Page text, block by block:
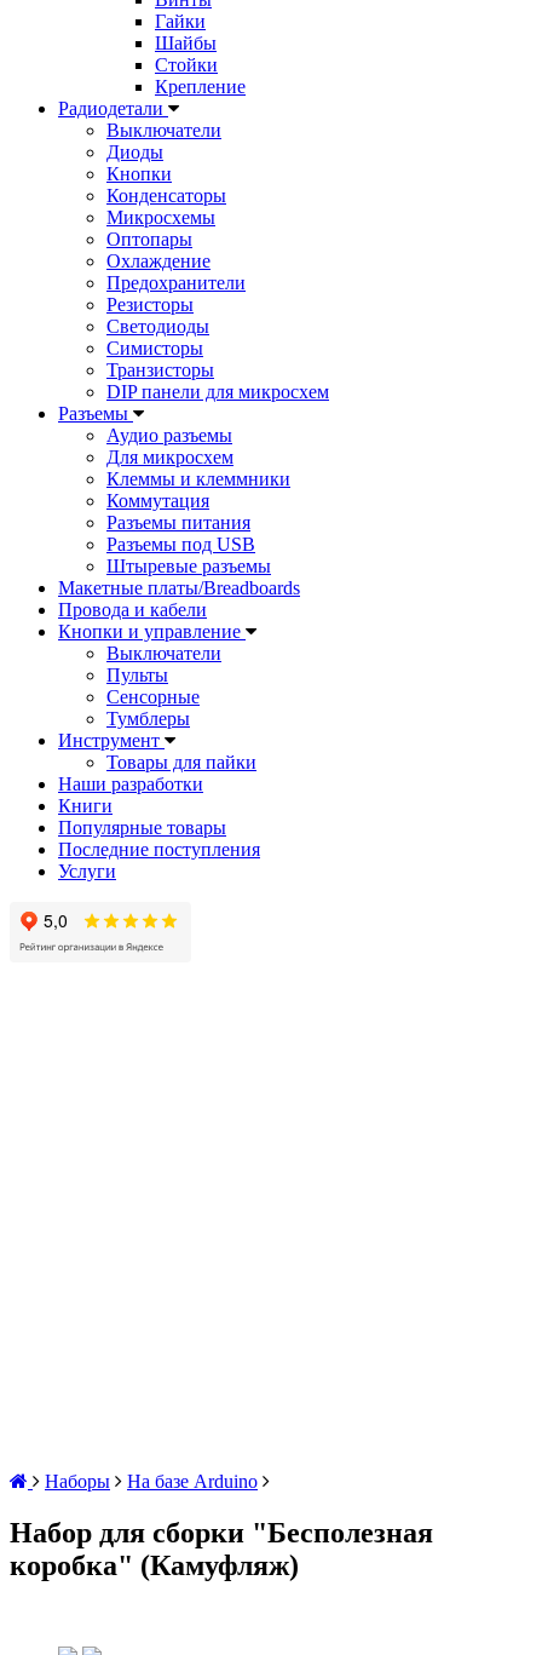
Гайки
Шайбы
Стойки
Крепление
Радиодетали
Выключатели
Диоды
Кнопки
Конденсаторы
Микросхемы
Оптопары
Охлаждение
Предохранители
Резисторы
Светодиоды
Симисторы
Транзисторы
DIP панели для микросхем
Разъемы
Аудио разъемы
Для микросхем
Клеммы и клеммники
Коммутация
Разъемы питания
Разъемы под USB
Штыревые разъемы
Макетные платы/Breadboards
Провода и кабели
Кнопки и управление
Выключатели
Пульты
Сенсорные
Тумблеры
Инструмент
Товары для пайки
Наши разработки
Книги
Популярные товары
Последние поступления
Услуги
Наборы На базе Arduino
Набор для сборки "Бесполезная
коробка" (Камуфляж)